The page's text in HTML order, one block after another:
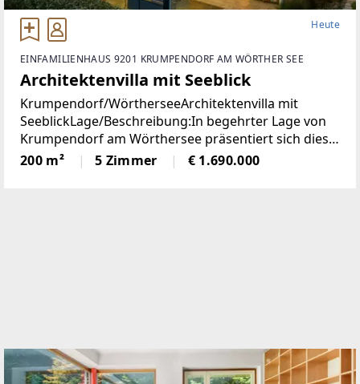
Heute
EINFAMILIENHAUS 9201 KRUMPENDORF AM WÖRTHER SEE
Architektenvilla mit Seeblick
Krumpendorf/WörtherseeArchitektenvilla mit
SeeblickLage/Beschreibung:In begehrter Lage von
Krumpendorf am Wörthersee präsentiert sich diese
herausragende Architekten-Villa als ein wahres
Refugium für Anspruchsvolle. Die im Jahr 2010
200 m² 5 Zimmer € 1.690.000